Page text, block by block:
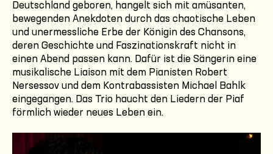
Deutschland geboren, hangelt sich mit amüsanten,
bewegenden Anekdoten durch das chaotische Leben
und unermessliche Erbe der Königin des Chansons,
deren Geschichte und Faszinationskraft nicht in
einen Abend passen kann. Dafür ist die Sängerin eine
musikalische Liaison mit dem Pianisten Robert
Nersessov und dem Kontrabassisten Michael Bahlk
eingegangen. Das Trio haucht den Liedern der Piaf
förmlich wieder neues Leben ein.